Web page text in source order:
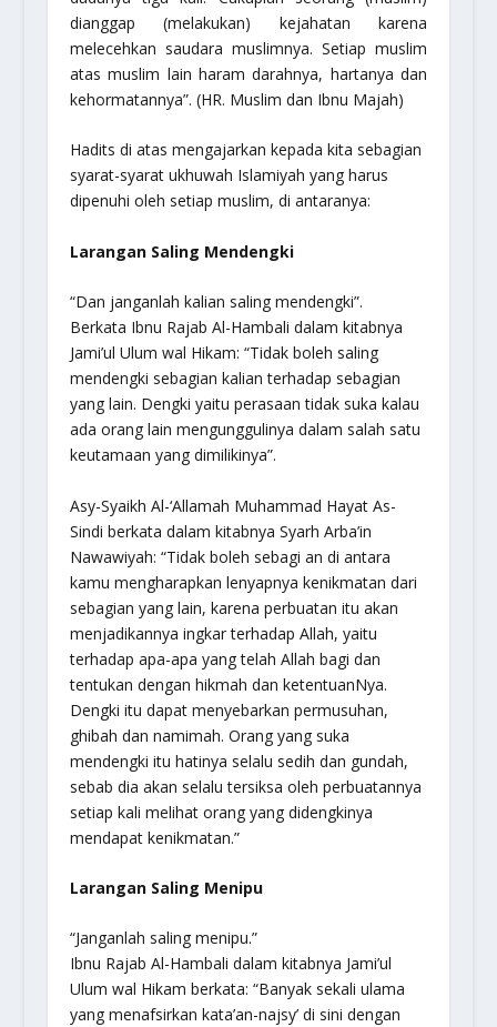
dianggap (melakukan) kejahatan karena
melecehkan saudara muslimnya. Setiap muslim
atas muslim lain haram darahnya, hartanya dan
kehormatannya”. (HR. Muslim dan Ibnu Majah)
Hadits di atas mengajarkan kepada kita sebagian
syarat-syarat ukhuwah Islamiyah yang harus
dipenuhi oleh setiap muslim, di antaranya:
Larangan Saling Mendengki
“Dan janganlah kalian saling mendengki”.
Berkata Ibnu Rajab Al-Hambali dalam kitabnya
Jami’ul Ulum wal Hikam: “Tidak boleh saling
mendengki sebagian kalian terhadap sebagian
yang lain. Dengki yaitu perasaan tidak suka kalau
ada orang lain mengunggulinya dalam salah satu
keutamaan yang dimilikinya”.
Asy-Syaikh Al-‘Allamah Muhammad Hayat As-
Sindi berkata dalam kitabnya Syarh Arba’in
Nawawiyah: “Tidak boleh sebagi an di antara
kamu mengharapkan lenyapnya kenikmatan dari
sebagian yang lain, karena perbuatan itu akan
menjadikannya ingkar terhadap Allah, yaitu
terhadap apa-apa yang telah Allah bagi dan
tentukan dengan hikmah dan ketentuanNya.
Dengki itu dapat menyebarkan permusuhan,
ghibah dan namimah. Orang yang suka
mendengki itu hatinya selalu sedih dan gundah,
sebab dia akan selalu tersiksa oleh perbuatannya
setiap kali melihat orang yang didengkinya
mendapat kenikmatan.”
Larangan Saling Menipu
“Janganlah saling menipu.”
Ibnu Rajab Al-Hambali dalam kitabnya Jami’ul
Ulum wal Hikam berkata: “Banyak sekali ulama
yang menafsirkan kata’an-najsy’ di sini dengan